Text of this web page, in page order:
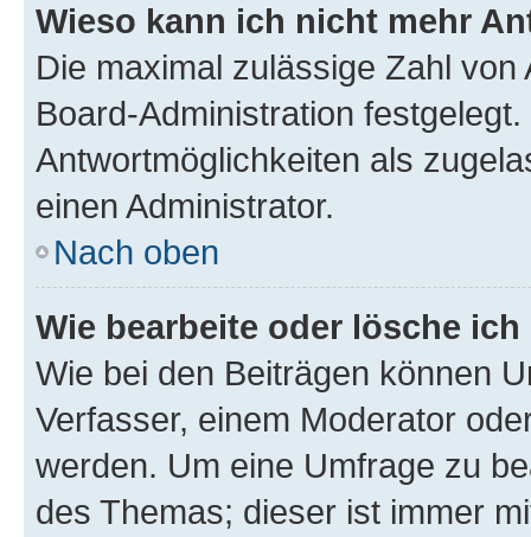
Wieso kann ich nicht mehr
Die maximal zulässige Zahl
Board-Administration
Antwortmöglichkeiten als
einen Administrator.
Nach oben
Wie bearbeite oder lösche
Wie bei den Beiträgen können
Verfasser, einem Moderator
werden. Um eine Umfrage zu
des Themas; dieser ist immer